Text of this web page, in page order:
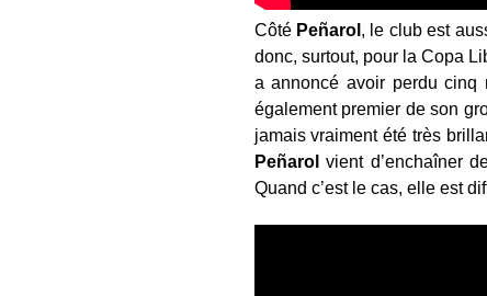
Côté Peñarol , le club est
donc, surtout, pour la Copa
a annoncé avoir perdu
également premier de son
jamais vraiment été très
Peñarolvient d’enchaîner
Quand c’est le cas, elle est